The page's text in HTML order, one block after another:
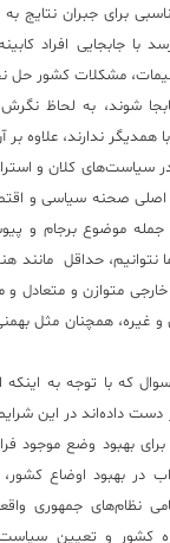
برای جبران نتایج
با جابجایی افراد
مشکلات کشور حل
شوند، به لحاظ
ندارند، علاوه بر
سیاست‌های کلان و
اصلی صحنه سیاسی و
ما نتوانیم، حداقل مانند
متوازن و متعادل و
غیره، همچنان مثل
که با توجه به اینکه
دست داده‌اند در این
برای بهبود وضع موجود
در بهبود اوضاع
نظام‌های جمهوری
کشور و تعیین